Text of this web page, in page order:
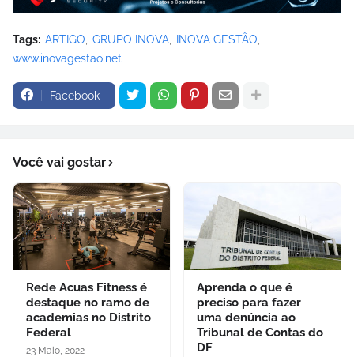
Tags: ARTIGO GRUPO INOVA
INOVA GESTÃO
www.inovagestao.net
Facebook
Você vai gostar
Rede Acuas Fitness é
destaque no ramo de
academias no Distrito
Federal
23 Maio, 2022
Aprenda o que é
preciso para fazer
uma denúncia ao
Tribunal de Contas do
DF